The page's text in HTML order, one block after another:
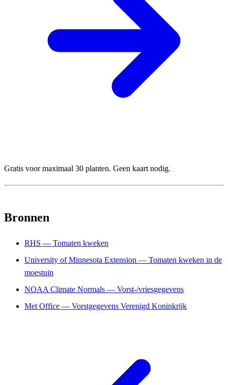
Gratis voor maximaal 30 planten. Geen kaart nodig.
Bronnen
RHS — Tomaten kweken
University of Minnesota Extension — Tomaten kweken in de
moestuin
NOAA Climate Normals — Vorst-/vriesgegevens
Met Office — Vorstgegevens Verenigd Koninkrijk